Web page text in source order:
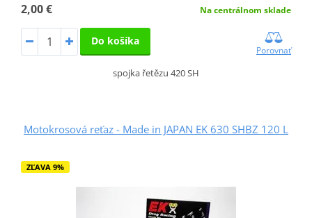
2,00 € Na centrálnom sklade
Do košíka
Porovnať
spojka řetězu 420 SH
Motokrosová reťaz - Made in JAPAN EK 630 SHBZ 120 L
ZĽAVA 9%